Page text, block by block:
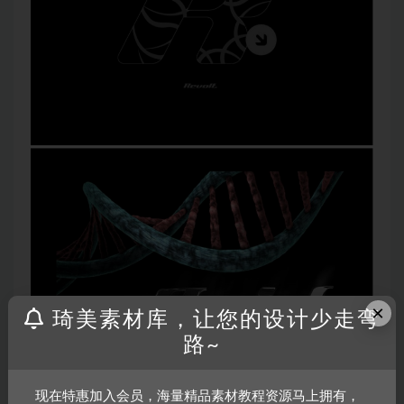
×
琦美素材库，让您的设计少走弯
路~
现在特惠加入会员，海量精品素材教程资源马上拥有，